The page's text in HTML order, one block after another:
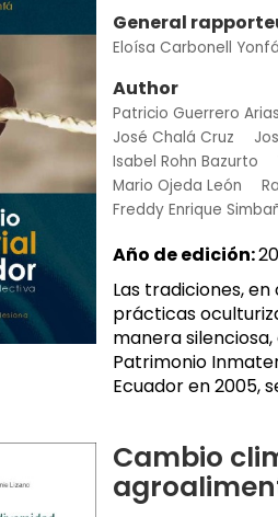
General
Eloísa Carbonell Yonfá
Author
Patricio Guerrero Arias
José Chalá Cruz
Isabel Rohn Bazurto
Mario Ojeda León
Freddy Enrique
Año de edición:
Las tradiciones,
prácticas
manera
Patrimonio
Ecuador en 2005,
Cambio